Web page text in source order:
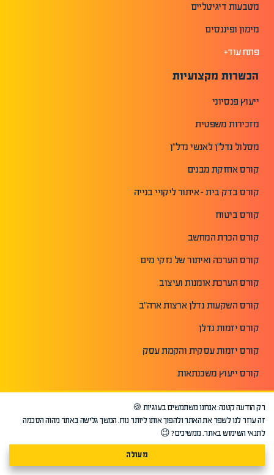
מטבעות דיגיטליים
מימון ופיננסים
פתח עוד+
הכשרות מקצועיות
ייעוץ פנסיוני
מזכירות משפטית
מסלול נדל"ן לאנשי נדל"ן
קורס אחזקת מבנים
קורס בדק בית - איתור ליקויי בנייה
קורס ביטוח
קורס הכרת המחשב
קורס הערכה ואיתור של נזקי מים
קורס הערכת אומנות ועיצוב
קורס השקעות נדלן ארצות ארה"ב
קורס יזמות נדלן
קורס יזמות עסקית והקמת עסק
קורס ייעוץ משכנתאות
קורס מזכירות בכירה וניהול לשכה
פתח עוד+
שימושי
עמוד הבית
רק הודעה קטנה: אנחנו משתמשים בעוגיות 🍪
זה עוזר לנו לשפר את האתר ולהפוך אותו ליותר נוח. המשך גלישה באתר מהוה הסכמה
לתנאי השימוש באתר. ממשיכים? 😉
מעולה